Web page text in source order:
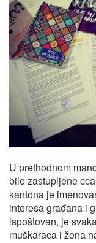
U prethodnom
bile zastupljene
kantona je
interesa građana i
ispoštovan, je
muškaraca i žena